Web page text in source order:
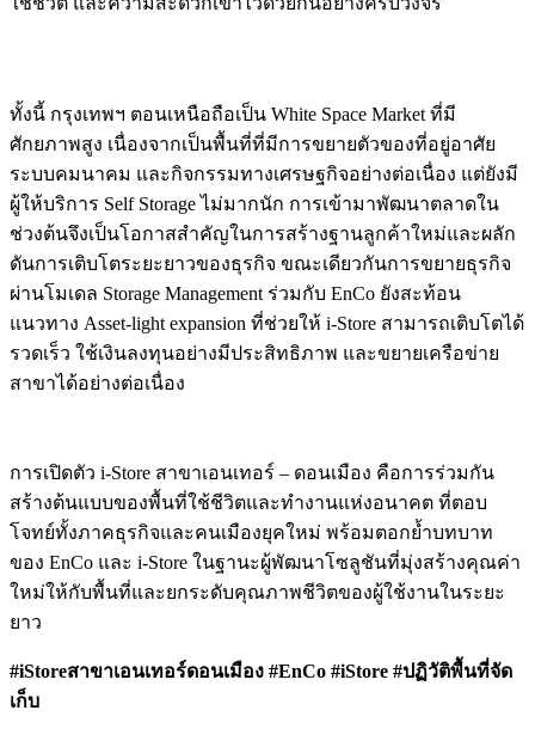
ทั้งนี้ กรุงเทพฯ ตอนเหนือถือเป็น White Space Market ที่มี
ศักยภาพสูง เนื่องจากเป็นพื้นที่ที่มีการขยายตัวของที่อยู่อาศัย
ระบบคมนาคม และกิจกรรมทางเศรษฐกิจอย่างต่อเนื่อง แต่ยังมี
ผู้ให้บริการ Self Storage ไม่มากนัก การเข้ามาพัฒนาตลาดใน
ช่วงต้นจึงเป็นโอกาสสำคัญในการสร้างฐานลูกค้าใหม่และผลัก
ดันการเติบโตระยะยาวของธุรกิจ ขณะเดียวกันการขยายธุรกิจ
ผ่านโมเดล Storage Management ร่วมกับ EnCo ยังสะท้อน
แนวทาง Asset-light expansion ที่ช่วยให้ i-Store สามารถเติบโตได้
รวดเร็ว ใช้เงินลงทุนอย่างมีประสิทธิภาพ และขยายเครือข่าย
สาขาได้อย่างต่อเนื่อง
การเปิดตัว i-Store สาขาเอนเทอร์ – ดอนเมือง คือการร่วมกัน
สร้างต้นแบบของพื้นที่ใช้ชีวิตและทำงานแห่งอนาคต ที่ตอบ
โจทย์ทั้งภาคธุรกิจและคนเมืองยุคใหม่ พร้อมตอกย้ำบทบาท
ของ EnCo และ i-Store ในฐานะผู้พัฒนาโซลูชันที่มุ่งสร้างคุณค่า
ใหม่ให้กับพื้นที่และยกระดับคุณภาพชีวิตของผู้ใช้งานในระยะ
ยาว
#iStoreสาขาเอนเทอร์ดอนเมือง #EnCo #iStore #ปฏิวัติพื้นที่จัด
เก็บ